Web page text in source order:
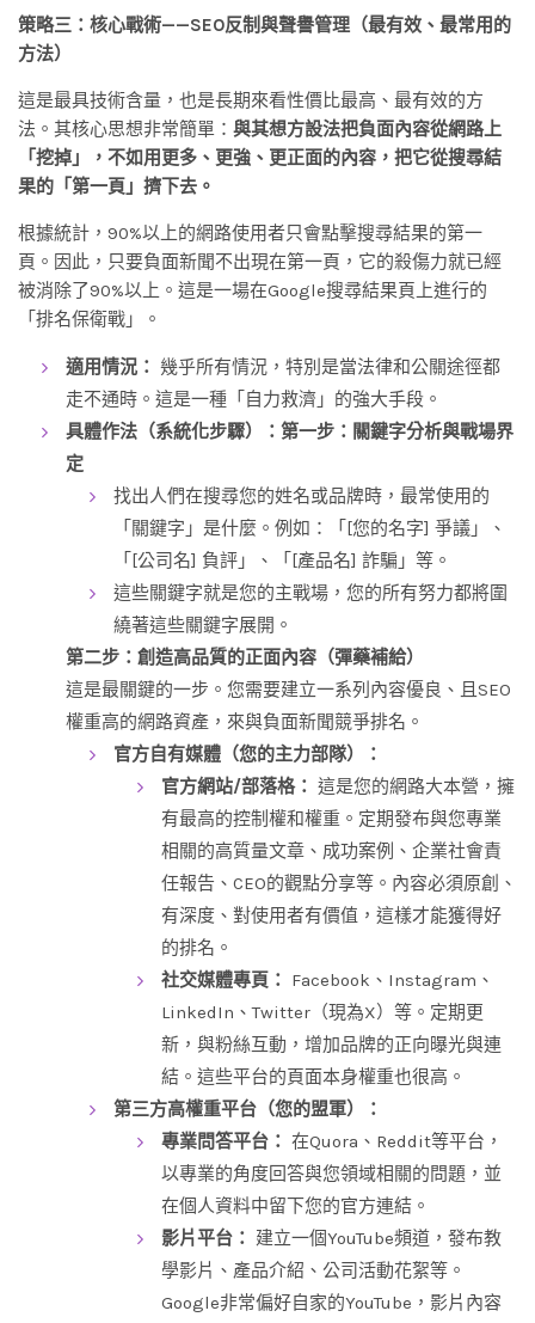
策略三：核心戰術——SEO反制與聲譽管理（最有效、最常用的
方法）
這是最具技術含量，也是長期來看性價比最高、最有效的方
法。其核心思想非常簡單： 與其想方設法把負面內容從網路上
「挖掉」，不如用更多、更強、更正面的內容，把它從搜尋結
果的「第一頁」擠下去。
根據統計，90%以上的網路使用者只會點擊搜尋結果的第一
頁。因此，只要負面新聞不出現在第一頁，它的殺傷力就已經
被消除了90%以上。這是一場在Google搜尋結果頁上進行的
「排名保衛戰」。
適用情況： 幾乎所有情況，特別是當法律和公關途徑都
走不通時。這是一種「自力救濟」的強大手段。
具體作法（系統化步驟）： 第一步：關鍵字分析與戰場界
定
找出人們在搜尋您的姓名或品牌時，最常使用的
「關鍵字」是什麼。例如：「[您的名字] 爭議」、
「[公司名] 負評」、「[產品名] 詐騙」等。
這些關鍵字就是您的主戰場，您的所有努力都將圍
繞著這些關鍵字展開。
第二步：創造高品質的正面內容（彈藥補給）
這是最關鍵的一步。您需要建立一系列內容優良、且SEO
權重高的網路資產，來與負面新聞競爭排名。
官方自有媒體（您的主力部隊）：
官方網站/部落格： 這是您的網路大本營，擁
有最高的控制權和權重。定期發布與您專業
相關的高質量文章、成功案例、企業社會責
任報告、CEO的觀點分享等。內容必須原創、
有深度、對使用者有價值，這樣才能獲得好
的排名。
社交媒體專頁： Facebook、Instagram、
LinkedIn、Twitter（現為X）等。定期更
新，與粉絲互動，增加品牌的正向曝光與連
結。這些平台的頁面本身權重也很高。
第三方高權重平台（您的盟軍）：
專業問答平台： 在Quora、Reddit等平台，
以專業的角度回答與您領域相關的問題，並
在個人資料中留下您的官方連結。
影片平台： 建立一個YouTube頻道，發布教
學影片、產品介紹、公司活動花絮等。
Google非常偏好自家的YouTube，影片內容